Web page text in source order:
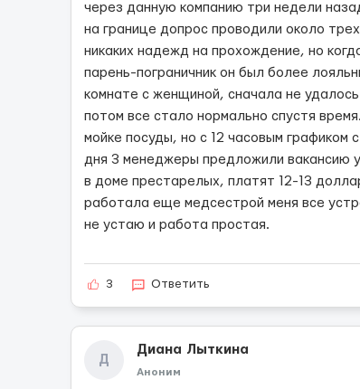
через данную компанию три недели
на границе допрос проводили около
никаких надежд на прохождение, но
парень-пограничник он был более
комнате с женщиной, сначала не
потом все стало нормально спустя
мойке посуды, но с 12 часовым графиком
дня 3 менеджеры предложили вакансию
в доме престарелых, платят 12-13
работала еще медсестрой меня все
не устаю и работа простая.
3 Ответить
Д
Диана Лыткина
Аноним